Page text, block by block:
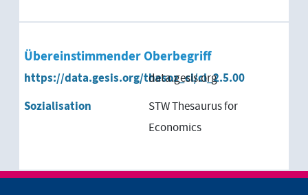
Übereinstimmender Oberbegriff
https://data.gesis.org/thesoz_cl/cl_2.5.00
data.gesis.org
Sozialisation
STW Thesaurus for
Economics